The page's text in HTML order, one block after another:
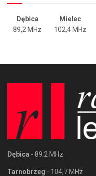
Dębica Mielec
89,2 MHz
102,4 MHz
Dębica - 89,2 MHz
Tarnobrzeg - 104,7 MHz